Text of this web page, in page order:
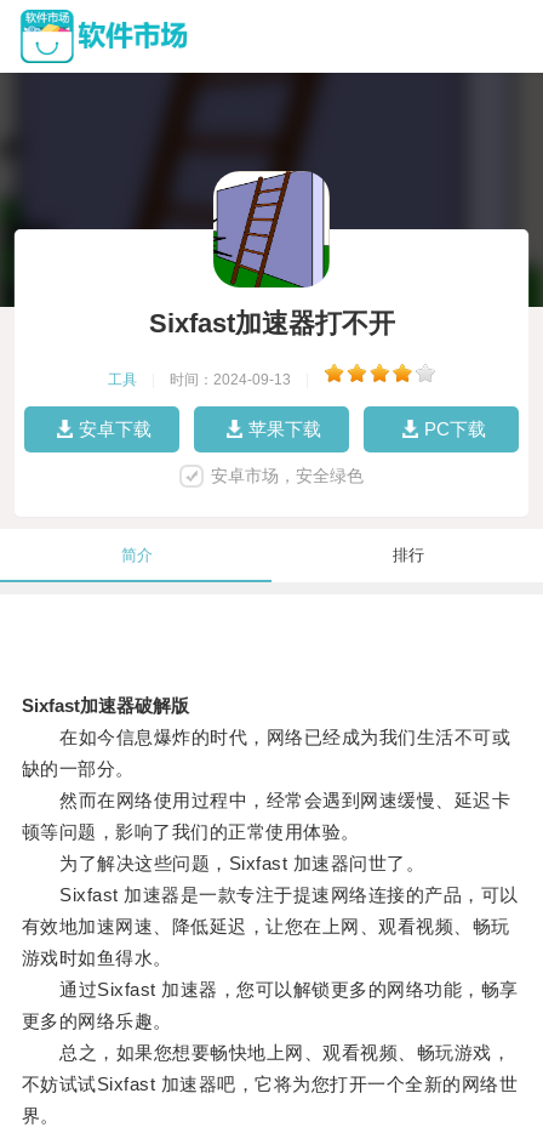
Sixfast加速器打不开
工具 时间：2024-09-13
安卓下载 苹果下载 PC下载
安卓市场，安全绿色
简介 排行
Sixfast加速器破解版
在如今信息爆炸的时代，网络已经成为我们生活不可或
缺的一部分。
然而在网络使用过程中，经常会遇到网速缓慢、延迟卡
顿等问题，影响了我们的正常使用体验。
为了解决这些问题，Sixfast 加速器问世了。
Sixfast 加速器是一款专注于提速网络连接的产品，可以
有效地加速网速、降低延迟，让您在上网、观看视频、畅玩
游戏时如鱼得水。
通过Sixfast 加速器，您可以解锁更多的网络功能，畅享
更多的网络乐趣。
总之，如果您想要畅快地上网、观看视频、畅玩游戏，
不妨试试Sixfast 加速器吧，它将为您打开一个全新的网络世
界。